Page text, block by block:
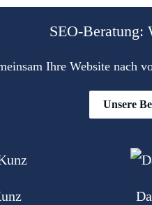
SEO-Beratung:
Ihre Website nach
Unsere